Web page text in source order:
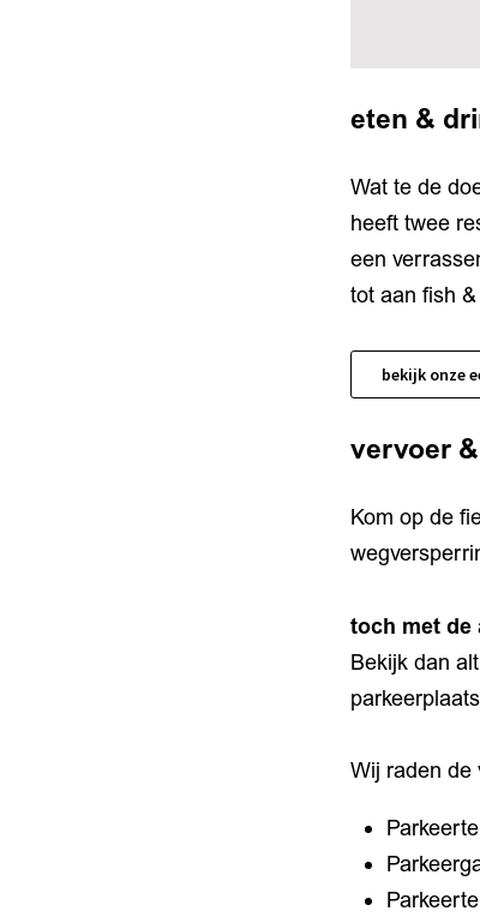
eten &
Wat te de
heeft twee
een
tot aan fish
bekijk onze
vervoer
Kom op de
toch met de
Bekijk dan
Wij raden de